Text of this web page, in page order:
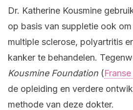
Dr. Katherine Kousmine
op basis van suppletie ook
multiple sclerose, polyartritis
kanker te behandelen.
Kousmine Foundation (
de opleiding en verdere
methode van deze dokter.